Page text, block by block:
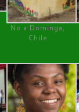
No a Dominga,
Chile